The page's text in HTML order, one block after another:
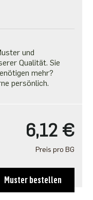
und
Qualität. Sie
mehr?
persönlich.
6,12 €
Preis pro BG
Muster bestellen